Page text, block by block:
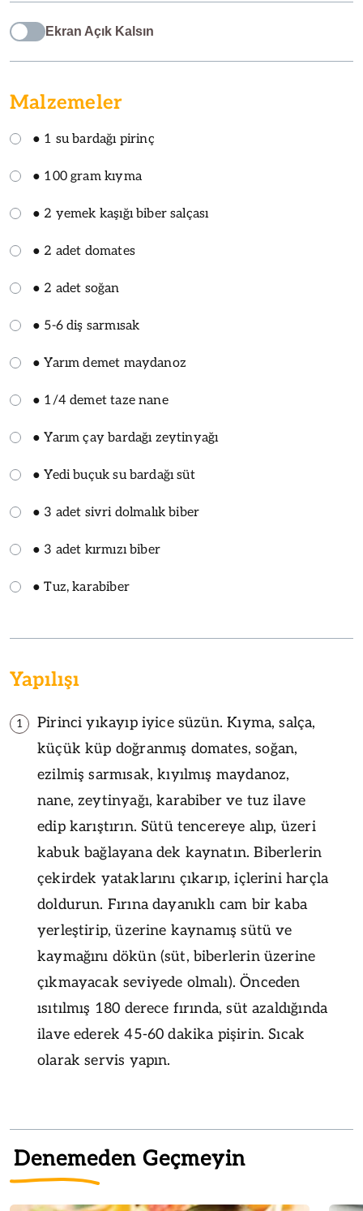
Ekran Açık Kalsın
Malzemeler
● 1 su bardağı pirinç
● 100 gram kıyma
● 2 yemek kaşığı biber salçası
● 2 adet domates
● 2 adet soğan
● 5-6 diş sarmısak
● Yarım demet maydanoz
● 1/4 demet taze nane
● Yarım çay bardağı zeytinyağı
● Yedi buçuk su bardağı süt
● 3 adet sivri dolmalık biber
● 3 adet kırmızı biber
● Tuz, karabiber
Yapılışı
1
Pirinci yıkayıp iyice süzün. Kıyma, salça,
küçük küp doğranmış domates, soğan,
ezilmiş sarmısak, kıyılmış maydanoz,
nane, zeytinyağı, karabiber ve tuz ilave
edip karıştırın. Sütü tencereye alıp, üzeri
kabuk bağlayana dek kaynatın. Biberlerin
çekirdek yataklarını çıkarıp, içlerini harçla
doldurun. Fırına dayanıklı cam bir kaba
yerleştirip, üzerine kaynamış sütü ve
kaymağını dökün (süt, biberlerin üzerine
çıkmayacak seviyede olmalı). Önceden
ısıtılmış 180 derece fırında, süt azaldığında
ilave ederek 45-60 dakika pişirin. Sıcak
olarak servis yapın.
Denemeden Geçmeyin